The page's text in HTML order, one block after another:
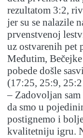
rezultatom 3:2,
jer su se nalazile
prvenstvenoj
uz ostvarenih pet
Međutim,
pobede došle
(17:25, 25:9,
– Zadovoljan
da smo u
postignemo i
kvalitetniju igru.